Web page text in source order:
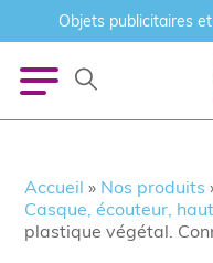
Objets publicitaires
Accueil » Nos produits
Casque, écouteur,
plastique végétal.